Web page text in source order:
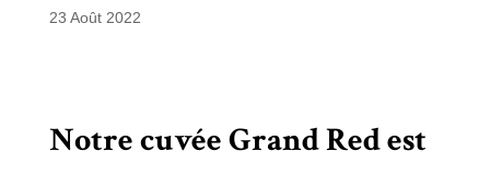
23 Août 2022
Notre cuvée Grand Red est